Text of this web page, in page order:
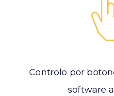
Controlo por
software